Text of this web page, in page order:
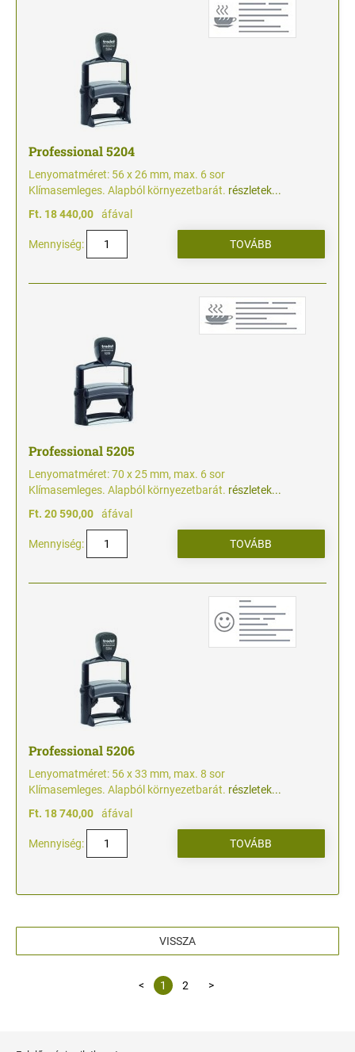
Professional 5204
Lenyomatméret: 56 x 26 mm, max. 6 sor
Klímasemleges. Alapból környezetbarát. részletek...
Ft. 18 440,00
áfával
Mennyiség:
Professional 5205
Lenyomatméret: 70 x 25 mm, max. 6 sor
Klímasemleges. Alapból környezetbarát. részletek...
Ft. 20 590,00
áfával
Mennyiség:
Professional 5206
Lenyomatméret: 56 x 33 mm, max. 8 sor
Klímasemleges. Alapból környezetbarát. részletek...
Ft. 18 740,00
áfával
Mennyiség:
VISSZA
< 1 2 >